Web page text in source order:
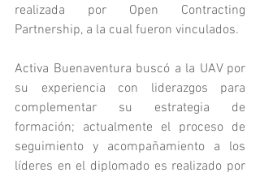
realizada por Open Contracting
Partnership, a la cual fueron vinculados.
Activa Buenaventura buscó a la UAV por
su experiencia con liderazgos para
complementar su estrategia de
formación; actualmente el proceso de
seguimiento y acompañamiento a los
líderes en el diplomado es realizado por